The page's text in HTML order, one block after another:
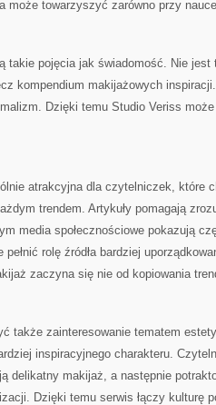
może towarzyszyć zarówno przy
takie pojęcia jak świadomość. Nie jest
kompendium makijażowych
Dzięki temu Studio Veriss
atrakcyjna dla czytelniczek, które
trendem. Artykuły pomagają
media społecznościowe pokazują
rolę źródła bardziej
zaczyna się nie od kopiowania
także zainteresowanie tematem
inspiracyjnego charakteru.
delikatny makijaż, a następnie
Dzięki temu serwis łączy kulturę